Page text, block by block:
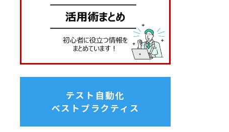
テスト自動化
ベストプラクティス